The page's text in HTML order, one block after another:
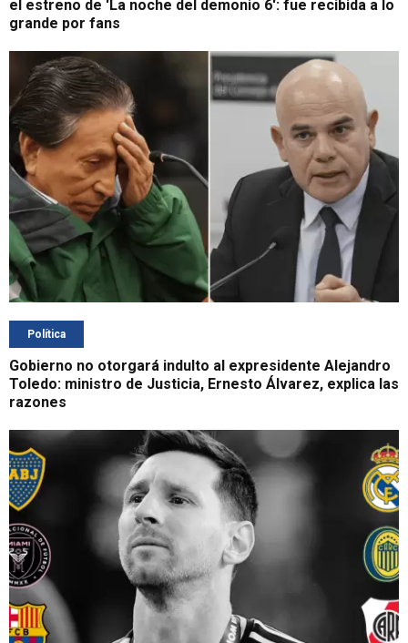
el estreno de 'La noche del demonio 6': fue recibida a lo
grande por fans
Política
Gobierno no otorgará indulto al expresidente Alejandro
Toledo: ministro de Justicia, Ernesto Álvarez, explica las
razones